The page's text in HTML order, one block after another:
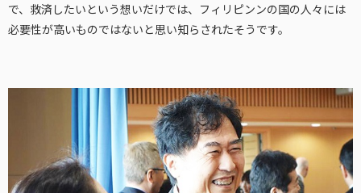
で、救済したいという想いだけでは、フィリピンンの国の人々には
必要性が高いものではないと思い知らされたそうです。